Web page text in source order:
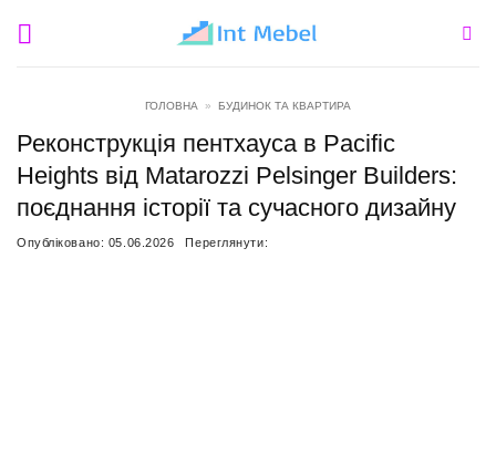
ГОЛОВНА » БУДИНОК ТА КВАРТИРА
Реконструкція пентхауса в Pacific
Heights від Matarozzi Pelsinger Builders:
поєднання історії та сучасного дизайну
Опубліковано: 05.06.2026 Переглянути: